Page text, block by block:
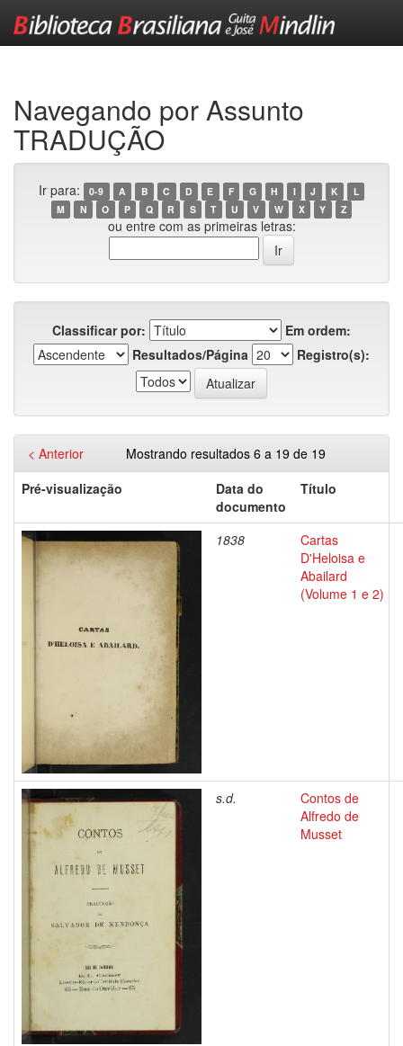
Navegando por Assunto
TRADUÇÃO
Ir para: 0-9 A B C D E F G H I J K
L
M
N O P Q R S T U V W X Y Z
ou entre com as primeiras letras:
Classificar por:
Em ordem:
Resultados/Página
Registro(s):
Mostrando resultados 6 a 19 de 19
< Anterior
Pré-visualização
Data do
documento
Título
1838
Cartas
D'Heloisa e
Abailard
(Volume 1 e 2)
s.d.
Contos de
Alfredo de
Musset